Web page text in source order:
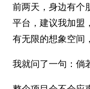
前两天，身边有个
平台，建议我加盟
有无限的想象空间
我就问了一句：倘